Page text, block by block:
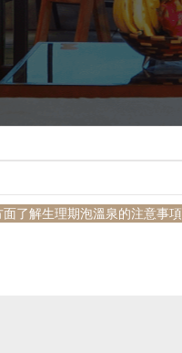
了解生理期泡溫泉的注意事項